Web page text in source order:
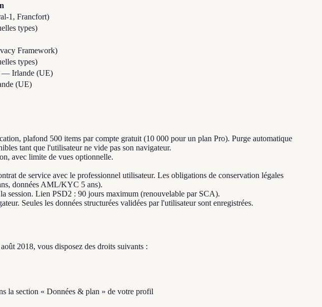
1, Francfort)
types)
Framework)
types)
— Irlande (UE)
(UE)
plafond 500 items par compte gratuit (10 000 pour un plan Pro). Purge automatique
tant que l'utilisateur ne vide pas son navigateur.
avec limite de vues optionnelle.
de service avec le professionnel utilisateur. Les obligations de conservation légales
données AML/KYC 5 ans).
session. Lien PSD2 : 90 jours maximum (renouvelable par SCA).
Seules les données structurées validées par l'utilisateur sont enregistrées.
2018, vous disposez des droits suivants :
la section « Données & plan » de votre profil